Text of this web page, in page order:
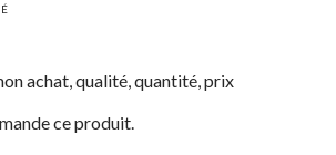
achat, qualité, quantité, prix
ce produit.